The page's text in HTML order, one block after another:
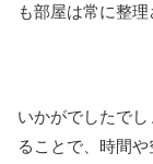
も部屋は常に整
いかがでしたで
ることで、時間